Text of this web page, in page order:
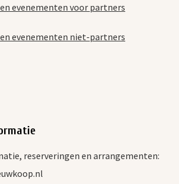
evenementen voor partners
evenementen niet-partners
reserveringen en arrangementen: